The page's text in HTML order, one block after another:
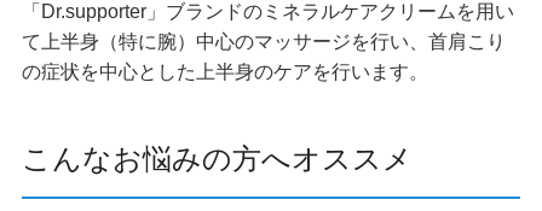
「Dr.supporter」ブランドのミネラルケアクリームを用い
て上半身（特に腕）中心のマッサージを行い、首肩こり
の症状を中心とした上半身のケアを行います。
こんなお悩みの方へオススメ